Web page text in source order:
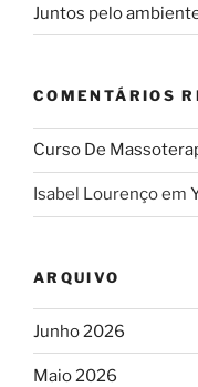
Juntos pelo
COMENTÁRIOS
Curso De
Isabel Lourençoem
ARQUIVO
Junho 2026
Maio 2026